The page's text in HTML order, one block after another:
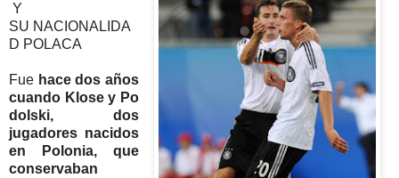
Y
SU NACIONALIDA
D POLACA
Fue hace dos años
cuando Klosey Po
dolski, dos
jugadores nacidos
en Polonia, que
conservaban